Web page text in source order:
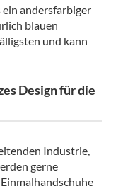
andersfarbiger
blauen
und kann
Design für die
Industrie,
gerne